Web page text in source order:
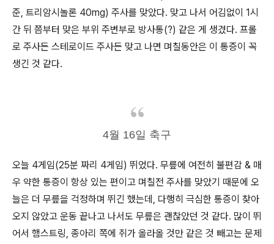
준, 트리암시놀론 40mg) 주사를 맞았다. 맞고 나서 어김없이 1시
간 뒤 쯤부터 맞은 부위 주변부로 방사통(?) 같은 게 생겼다. 프롤
로 주사든 스테로이드 주사든 맞고 나면 며칠동안은 이 통증이 꼭
생긴 것 같다.
4월 16일 축구
오늘 4게임(25분 짜리 4게임) 뛰었다. 무릎에 여전히 불편감 & 매
우 약한 통증이 항상 있는 편이고 며칠전 주사를 맞았기 때문에 오
늘은 더 무릎을 걱정하며 뛰긴 했는데, 다행히 극심한 통증이 찾아
오지 않았고 운동 끝나고 나서도 무릎은 괜찮았던 것 같다. 많이 뛰
어서 햄스트링, 종아리 쪽에 쥐가 올라올 것만 같은 것 빼고는 문제